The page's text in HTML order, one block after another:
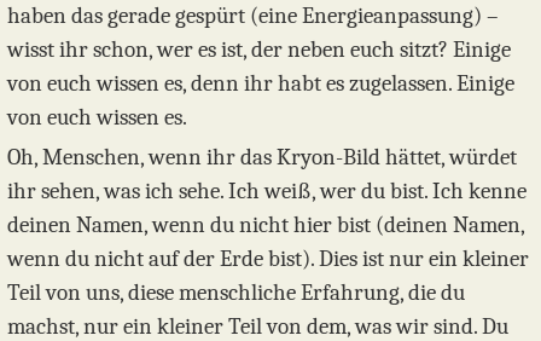
haben das gerade gespürt (eine Energieanpassung) –
wisst ihr schon, wer es ist, der neben euch sitzt? Einige
von euch wissen es, denn ihr habt es zugelassen. Einige
von euch wissen es.
Oh, Menschen, wenn ihr das Kryon-Bild hättet, würdet
ihr sehen, was ich sehe. Ich weiß, wer du bist. Ich kenne
deinen Namen, wenn du nicht hier bist (deinen Namen,
wenn du nicht auf der Erde bist). Dies ist nur ein kleiner
Teil von uns, diese menschliche Erfahrung, die du
machst, nur ein kleiner Teil von dem, was wir sind. Du